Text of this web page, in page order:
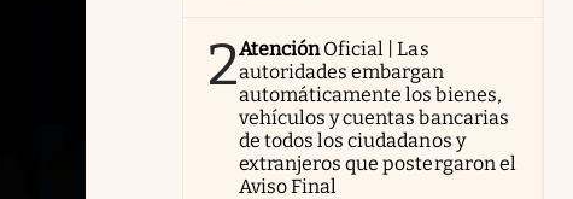
2AtenciónOficial | Las
autoridades embargan
automáticamente los bienes,
vehículos y cuentas bancarias
de todos los ciudadanos y
extranjeros que postergaron el
Aviso Final